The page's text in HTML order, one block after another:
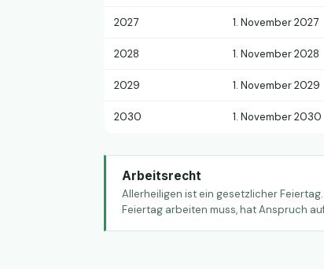
2027 1. November 2027
2028 1. November 2028
2029 1. November 2029
2030 1. November 2030
Arbeitsrecht
Allerheiligen ist ein gesetzlicher
Feiertag arbeiten muss, hat Anspruch